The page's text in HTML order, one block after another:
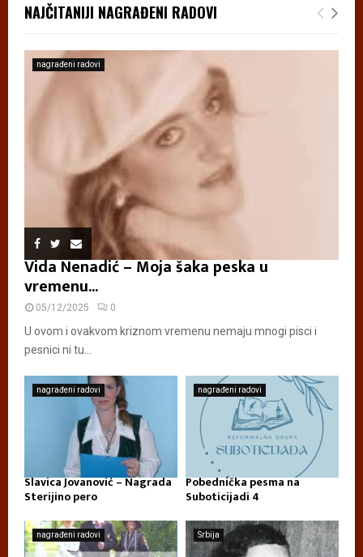
NAJČITANIJI NAGRAĐENI RADOVI
nagrađeni radovi
Vida Nenadić – Moja šaka peska u
vremenu...
05/12/2025 0
U ovom i ovakvom kriznom vremenu nemaju mnogi pisci i
pesnici ni tu...
nagrađeni radovi
Slavica Jovanović – Nagrada
Sterijino pero
nagrađeni radovi
Pobednička pesma na
Suboticijadi 4
nagrađeni radovi Srbija